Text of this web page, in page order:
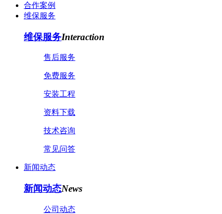
合作案例
维保服务
维保服务Interaction
售后服务
免费服务
安装工程
资料下载
技术咨询
常见问答
新闻动态
新闻动态News
公司动态